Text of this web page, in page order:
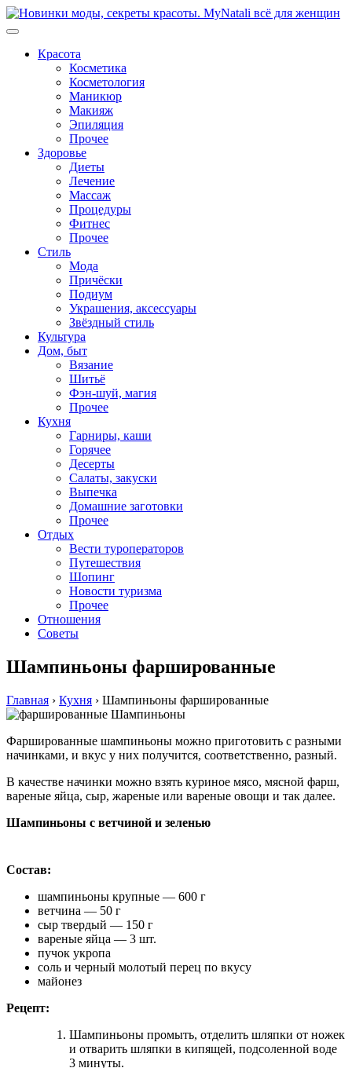
Перейти
к
Красота
Косметика
Косметология
Маникюр
Макияж
Эпиляция
Прочее
Здоровье
Диеты
Лечение
Массаж
Процедуры
Фитнес
Прочее
Стиль
Мода
Причёски
Подиум
Украшения, аксессуары
Звёздный стиль
Культура
Дом, быт
Вязание
Шитьё
Фэн-шуй, магия
Прочее
Кухня
Гарниры, каши
Горячее
Десерты
Салаты, закуски
Выпечка
Домашние заготовки
Прочее
Отдых
Вести туроператоров
Путешествия
Шопинг
Новости туризма
Прочее
Отношения
Советы
Шампиньоны фаршированные
Главная › Кухня › Шампиньоны фаршированные
Фаршированные шампиньоны можно приготовить с разными
начинками, и вкус у них получится, соответственно, разный.
В качестве начинки можно взять куриное мясо, мясной фарш,
вареные яйца, сыр, жареные или вареные овощи и так далее.
Шампиньоны с ветчиной и зеленью
Состав:
шампиньоны крупные — 600 г
ветчина — 50 г
сыр твердый — 150 г
вареные яйца — 3 шт.
пучок укропа
соль и черный молотый перец по вкусу
майонез
Рецепт:
Шампиньоны промыть, отделить шляпки от ножек
и отварить шляпки в кипящей, подсоленной воде
3 минуты.